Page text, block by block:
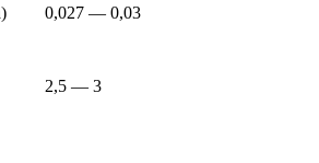
0,027 — 0,03
2,5 — 3